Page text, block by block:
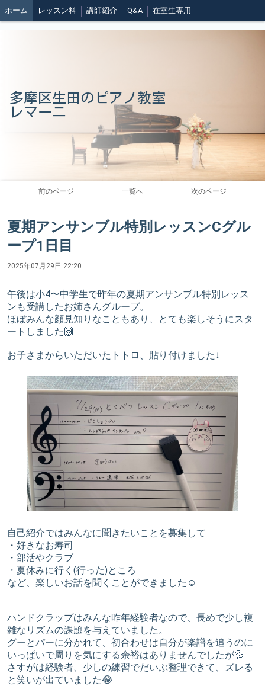
ホーム レッスン料 講師紹介 Q&A 在室生専用
多摩区生田のピアノ教室
レマーニ
前のページ 一覧へ 次のページ
夏期アンサンブル特別レッスンCグル
ープ1日目
2025年07月29日 22:20
午後は小4〜中学生で昨年の夏期アンサンブル特別レッス
ンも受講したお姉さんグループ。
ほぼみんな顔見知りなこともあり、とても楽しそうにスタ
ートしました🙌
お子さまからいただいたトトロ、貼り付けました↓
自己紹介ではみんなに聞きたいことを募集して
・好きなお寿司
・部活やクラブ
・夏休みに行く(行った)ところ
など、楽しいお話を聞くことができました☺︎
ハンドクラップはみんな昨年経験者なので、長めで少し複
雑なリズムの課題を与えていました。
グーとパーに分かれて、初合わせは自分が楽譜を追うのに
いっぱいで周りを気にする余裕はありませんでしたが💦
さすがは経験者、少しの練習でだいぶ整理できて、ズレる
と笑いが出ていました😂